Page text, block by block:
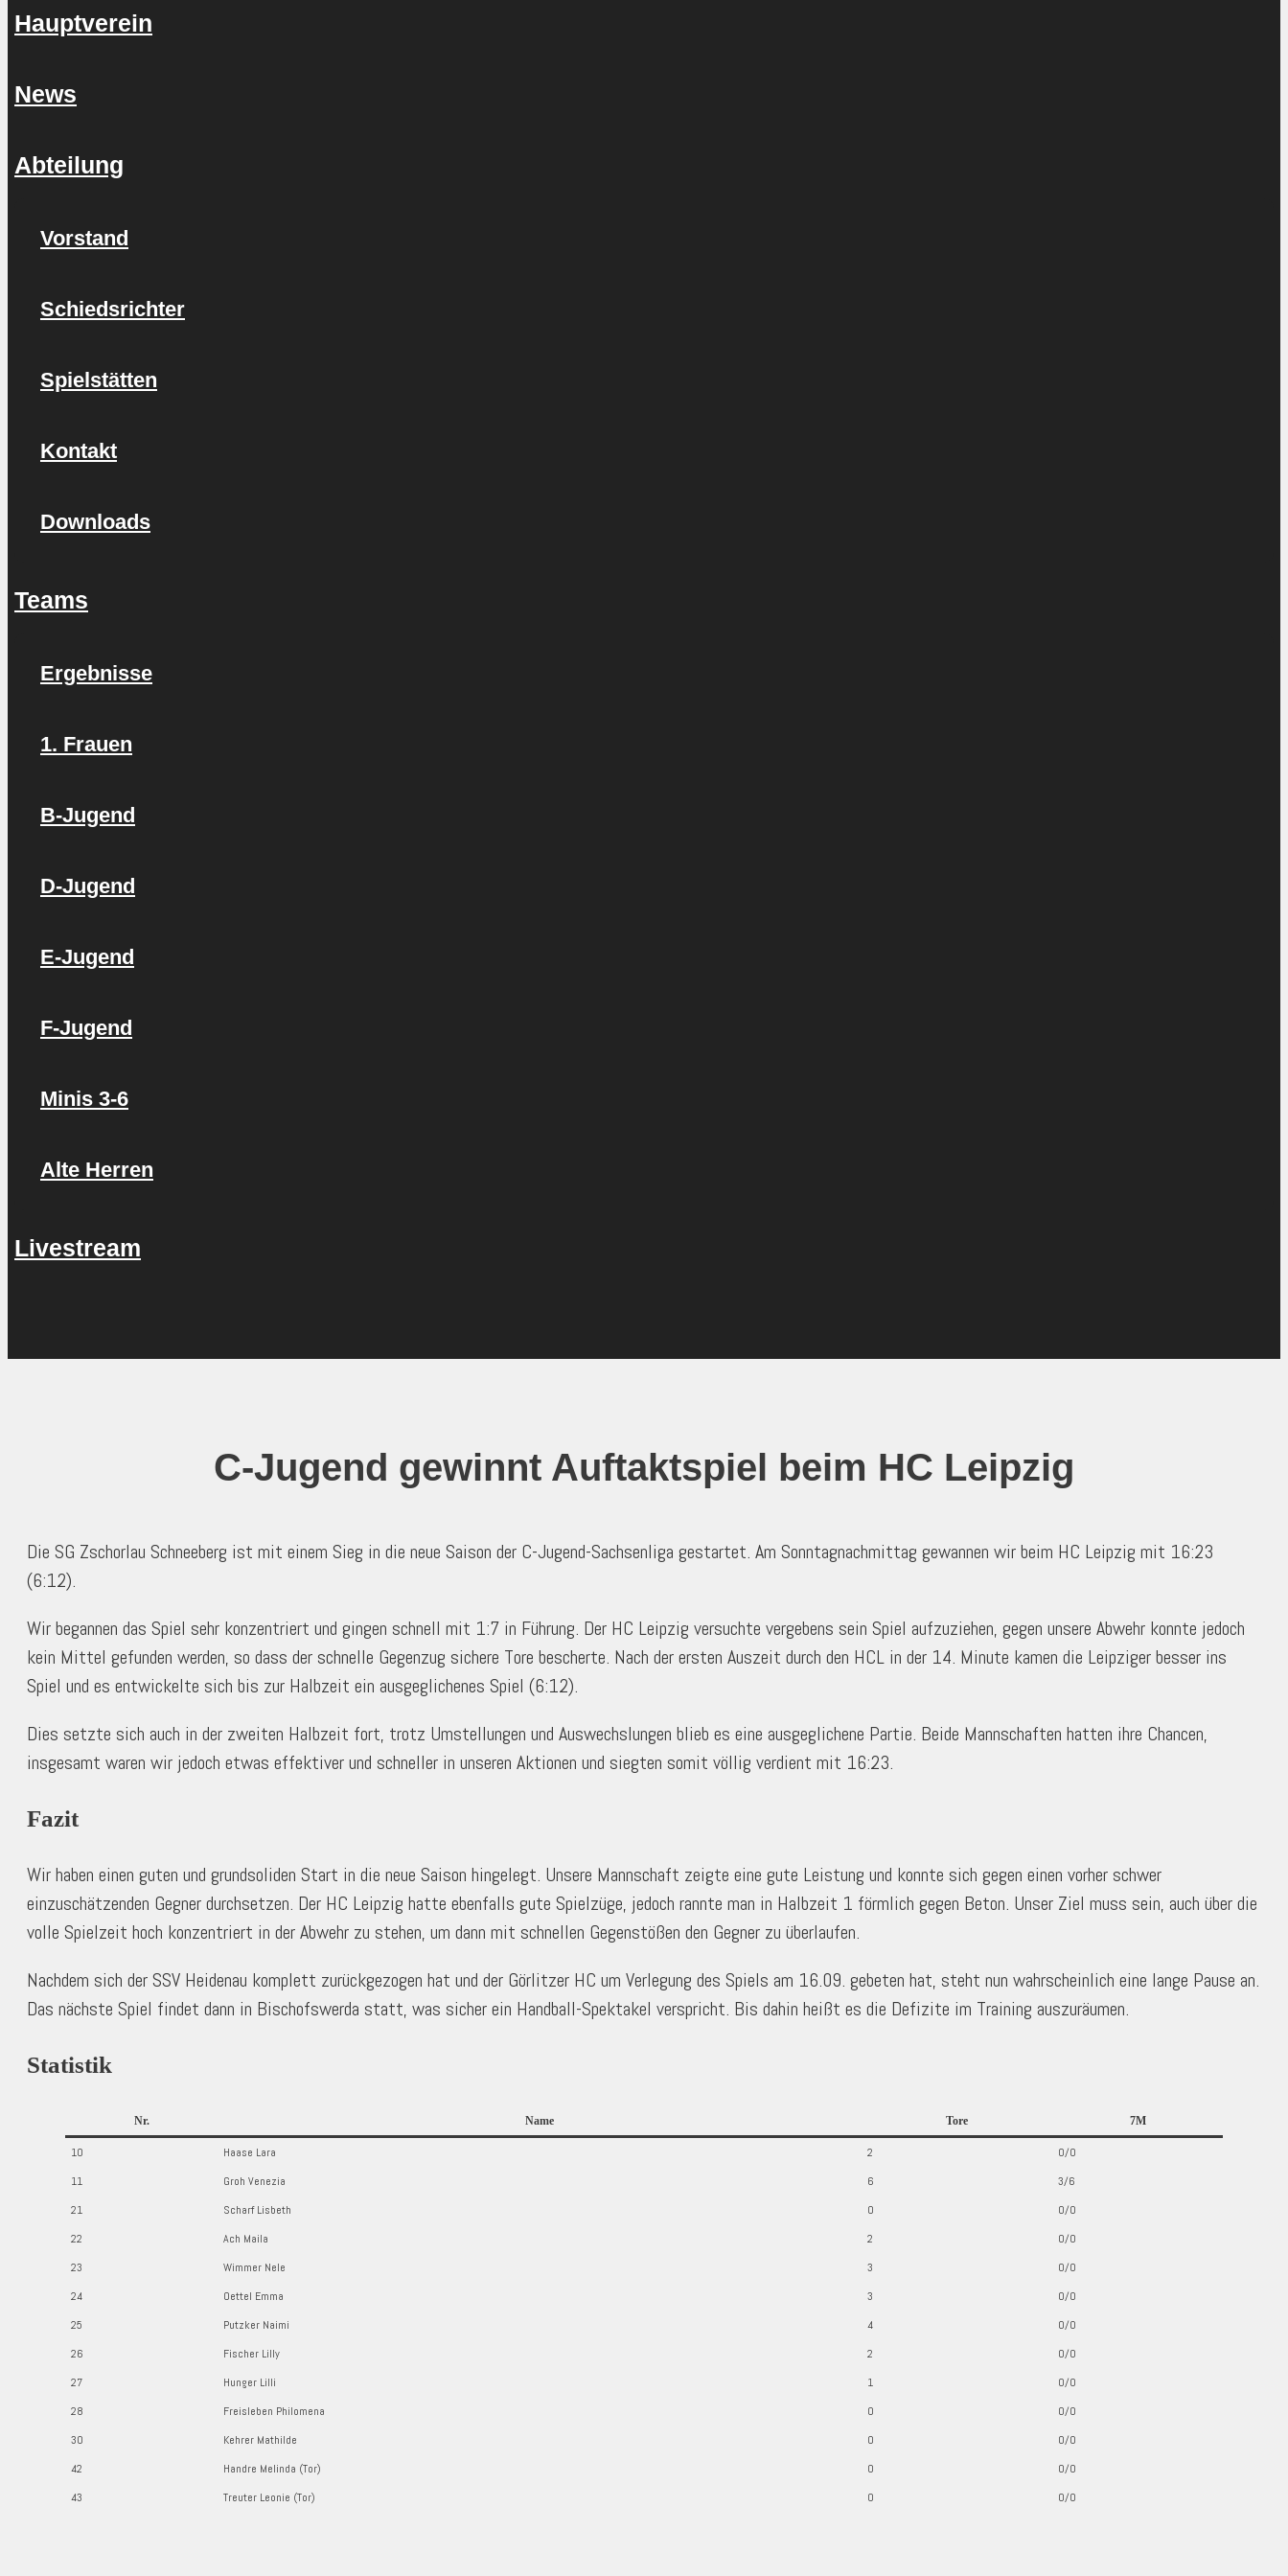
Hauptverein
News
Abteilung
Vorstand
Schiedsrichter
Spielstätten
Kontakt
Downloads
Teams
Ergebnisse
1. Frauen
B-Jugend
D-Jugend
E-Jugend
F-Jugend
Minis 3-6
Alte Herren
Livestream
C-Jugend gewinnt Auftaktspiel beim HC Leipzig
Die SG Zschorlau Schneeberg ist mit einem Sieg in die neue Saison der C-Jugend-Sachsenliga gestartet. Am Sonntagnachmittag gewannen wir beim HC Leipzig mit 16:23
(6:12).
Wir begannen das Spiel sehr konzentriert und gingen schnell mit 1:7 in Führung. Der HC Leipzig versuchte vergebens sein Spiel aufzuziehen, gegen unsere Abwehr konnte jedoch
kein Mittel gefunden werden, so dass der schnelle Gegenzug sichere Tore bescherte. Nach der ersten Auszeit durch den HCL in der 14. Minute kamen die Leipziger besser ins
Spiel und es entwickelte sich bis zur Halbzeit ein ausgeglichenes Spiel (6:12).
Dies setzte sich auch in der zweiten Halbzeit fort, trotz Umstellungen und Auswechslungen blieb es eine ausgeglichene Partie. Beide Mannschaften hatten ihre Chancen,
insgesamt waren wir jedoch etwas effektiver und schneller in unseren Aktionen und siegten somit völlig verdient mit 16:23.
Fazit
Wir haben einen guten und grundsoliden Start in die neue Saison hingelegt. Unsere Mannschaft zeigte eine gute Leistung und konnte sich gegen einen vorher schwer
einzuschätzenden Gegner durchsetzen. Der HC Leipzig hatte ebenfalls gute Spielzüge, jedoch rannte man in Halbzeit 1 förmlich gegen Beton. Unser Ziel muss sein, auch über die
volle Spielzeit hoch konzentriert in der Abwehr zu stehen, um dann mit schnellen Gegenstößen den Gegner zu überlaufen.
Nachdem sich der SSV Heidenau komplett zurückgezogen hat und der Görlitzer HC um Verlegung des Spiels am 16.09. gebeten hat, steht nun wahrscheinlich eine lange Pause an.
Das nächste Spiel findet dann in Bischofswerda statt, was sicher ein Handball-Spektakel verspricht. Bis dahin heißt es die Defizite im Training auszuräumen.
Statistik
Nr. Name Tore 7M
10 Haase Lara 2
0/0
11
Groh Venezia 6
3/6
21
Scharf Lisbeth 0
0/0
22
Ach Maila 2
0/0
23
Wimmer Nele 3
0/0
24
Oettel Emma 3
0/0
25
Putzker Naimi 4
0/0
26
Fischer Lilly 2
0/0
27
Hunger Lilli 1
0/0
28
Freisleben Philomena 0
0/0
30
Kehrer Mathilde 0
0/0
42
Handre Melinda (Tor) 0
0/0
43
Treuter Leonie (Tor) 0 0/0